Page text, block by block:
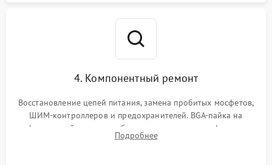
4. Компонентный ремонт
Восстановление цепей питания, замена пробитых мосфетов,
ШИМ-контроллеров и предохранителей. BGA-пайка на
инфракрасной станции реболлинг или замена графического
чипа и дефектной памяти GDDR. Прошивка BIOS
Подробнее